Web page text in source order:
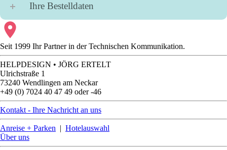
Ihre Bestelldaten
Seit 1999 Ihr Partner in der Technischen Kommunikation.
HELPDESIGN • JÖRG ERTELT
Ulrichstraße 1
73240 Wendlingen am Neckar
+49 (0) 7024 40 47 49 oder -46
Kontakt - Ihre Nachricht an uns
Anreise + Parken | Hotelauswahl
Über uns